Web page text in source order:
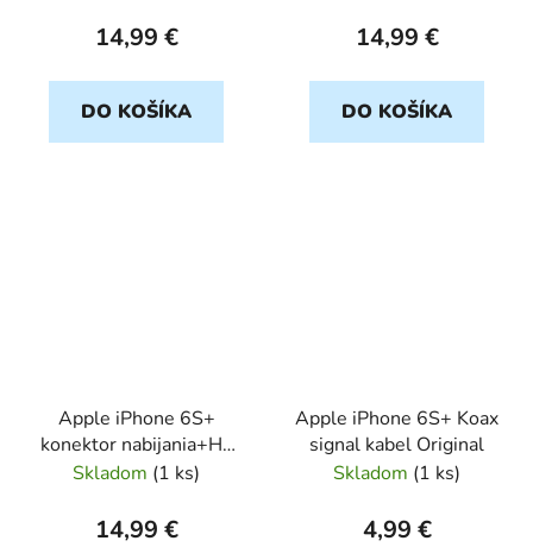
14,99 €
DO KOŠÍKA
14,99 €
DO KOŠÍKA
Apple iPhone 6S+
konektor nabijania+HF
cierny
Skladom (1 ks)
14,99 €
Apple iPhone 6S+ Koax
signal kabel Original
Skladom (1 ks)
4,99 €